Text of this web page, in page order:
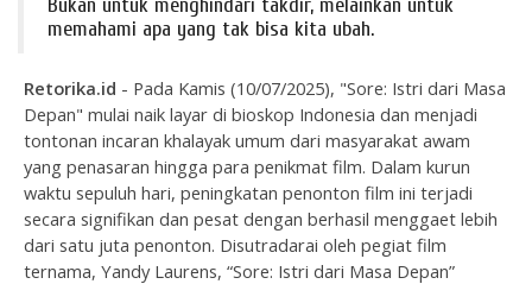
Bukan untuk menghindari takdir, melainkan untuk
memahami apa yang tak bisa kita ubah.
Retorika.id - Pada Kamis (10/07/2025), "Sore: Istri dari Masa
Depan" mulai naik layar di bioskop Indonesia dan menjadi
tontonan incaran khalayak umum dari masyarakat awam
yang penasaran hingga para penikmat film. Dalam kurun
waktu sepuluh hari, peningkatan penonton film ini terjadi
secara signifikan dan pesat dengan berhasil menggaet lebih
dari satu juta penonton. Disutradarai oleh pegiat film
ternama, Yandy Laurens, “Sore: Istri dari Masa Depan”